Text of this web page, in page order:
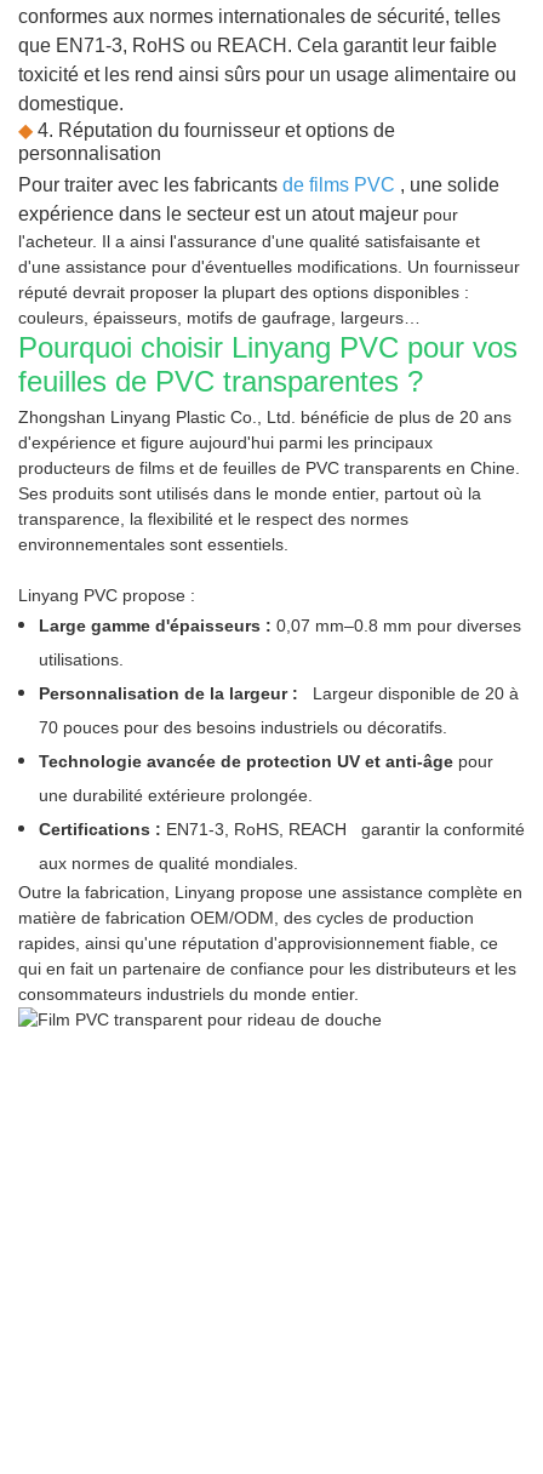
conformes aux normes internationales de sécurité, telles
que EN71-3, RoHS ou REACH. Cela garantit leur faible
toxicité et les rend ainsi sûrs pour un usage alimentaire ou
domestique.
◆ 4. Réputation du fournisseur et options de
personnalisation
Pour traiter avec les fabricants de films PVC , une solide
expérience dans le secteur est un atout majeur pour
l'acheteur. Il a ainsi l'assurance d'une qualité satisfaisante et
d'une assistance pour d'éventuelles modifications. Un fournisseur
réputé devrait proposer la plupart des options disponibles :
couleurs, épaisseurs, motifs de gaufrage, largeurs…
Pourquoi choisir Linyang PVC pour vos
feuilles de PVC transparentes ?
Zhongshan Linyang Plastic Co., Ltd. bénéficie de plus de 20 ans
d'expérience et figure aujourd'hui parmi les principaux
producteurs de films et de feuilles de PVC transparents en Chine.
Ses produits sont utilisés dans le monde entier, partout où la
transparence, la flexibilité et le respect des normes
environnementales sont essentiels.
Linyang PVC propose :
Large gamme d'épaisseurs : 0,07 mm–0.8 mm pour diverses
utilisations.
Personnalisation de la largeur :
Largeur disponible de 20 à
70 pouces pour des besoins industriels ou décoratifs.
Technologie avancée de protection UV et anti-âge pour
une durabilité extérieure prolongée.
Certifications : EN71-3, RoHS, REACH
garantir la conformité
aux normes de qualité mondiales.
Outre la fabrication, Linyang propose une assistance complète en
matière de fabrication OEM/ODM, des cycles de production
rapides, ainsi qu'une réputation d'approvisionnement fiable, ce
qui en fait un partenaire de confiance pour les distributeurs et les
consommateurs industriels du monde entier.